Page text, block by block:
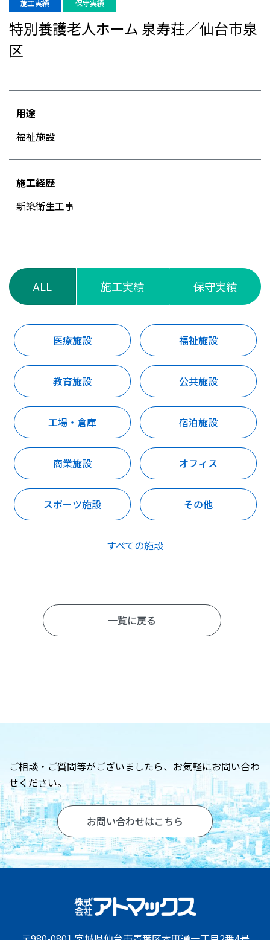
施工実績 保守実績
特別養護老人ホーム 泉寿荘／仙台市泉
区
用途
福祉施設
施工経歴
新築衛生工事
ALL 施工実績 保守実績
医療施設 福祉施設
教育施設 公共施設
工場・倉庫 宿泊施設
商業施設 オフィス
スポーツ施設 その他
すべての施設
一覧に戻る
お問い合わせ
ご相談・ご質問等がございましたら、 お気軽にお問い合わ
せください。
お問い合わせはこちら